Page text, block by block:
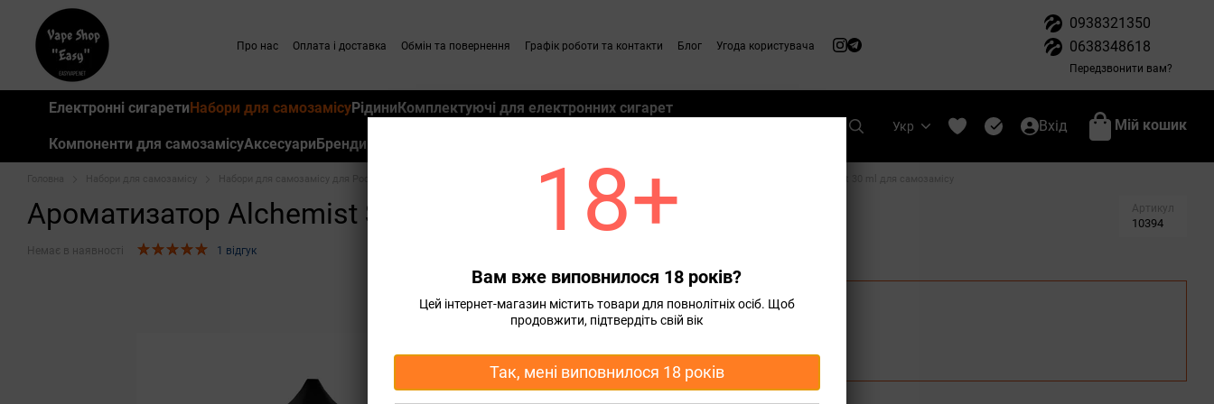
Перейти до основного контенту
Про нас Оплата і доставка Обмін та повернення Графік роботи та контакти Блог Угода користувача
0938321350
0638348618
Передзвонити вам?
Електронні сигаретиНабори для самозамісуРідиниКомплектуючі для електронних сигарет
Компоненти для самозамісуАксесуариБренди
Укр Вхід Мій кошик
Набори для самозамісу для Pod систем Набори для самозамісу для Pod систем Alchemist Ароматизатор Alchemist Spearmint 30 ml для самозамісу
Ароматизатор Alchemist Spearmint 30 ml для самозамісу Артикул
10394
Немає в наявності 1 відгук
Подарунок
18+
Вам вже виповнилося 18 років?
Цей інтернет-магазин містить товари для повнолітніх осіб. Щоб
продовжити, підтвердіть свій вік
Так, мені виповнилося 18 років